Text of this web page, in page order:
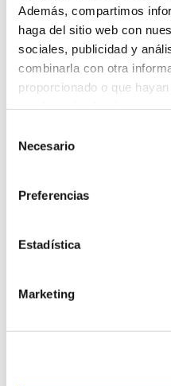
Además, compartimos
haga del sitio web con
sociales, publicidad y
combinarla con otra
proporcionado o que
Necesario
Preferencias
Estadística
Marketing
Aceptar
Noticias
GRUPO
22 Dez 2023